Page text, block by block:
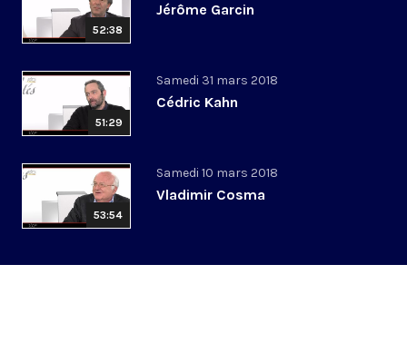
52:38
Jérôme Garcin
51:29
Samedi 31 mars 2018
Cédric Kahn
53:54
Samedi 10 mars 2018
Vladimir Cosma